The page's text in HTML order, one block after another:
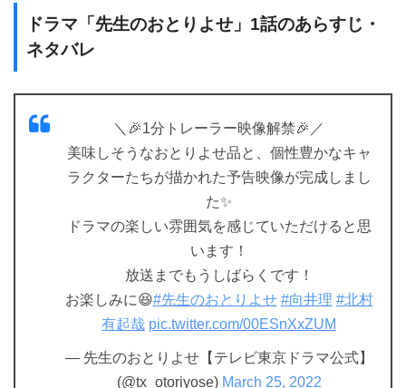
ドラマ「先生のおとりよせ」1話のあらすじ・
ネタバレ
＼🎉1分トレーラー映像解禁🎉／
美味しそうなおとりよせ品と、個性豊かなキャ
ラクターたちが描かれた予告映像が完成しまし
た✨
ドラマの楽しい雰囲気を感じていただけると思
います！
放送までもうしばらくです！
お楽しみに😆#先生のおとりよせ #向井理 #北村
有起哉 pic.twitter.com/00ESnXxZUM
— 先生のおとりよせ【テレビ東京ドラマ公式】
(@tx_otoriyose) March 25, 2022